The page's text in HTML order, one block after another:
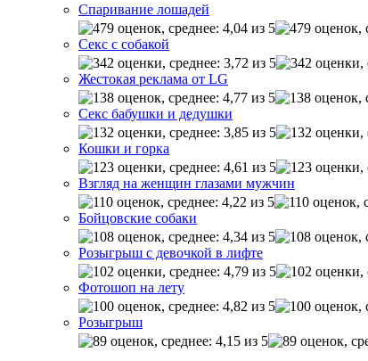
Спаривание лошадей
Секс с собакой
Жестокая реклама от LG
Секс бабушки и дедушки
Кошки и горка
Взгляд на женщин глазами мужчин
Бойцовские собаки
Розыгрыш с девочкой в лифте
Фотошоп на лету
Розыгрыш